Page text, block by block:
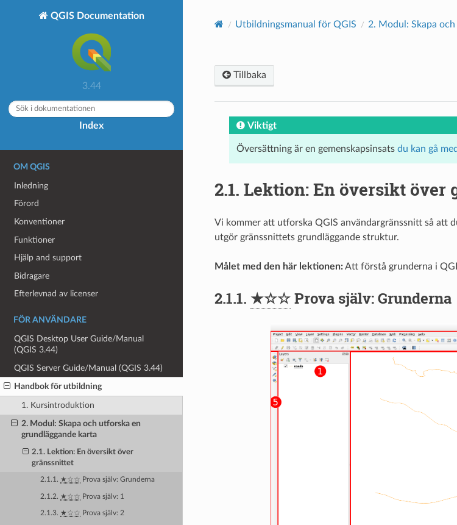
QGIS Documentation
3.44
Index
OM QGIS
Inledning
Förord
Konventioner
Funktioner
Hjälp and support
Bidragare
Efterlevnad av licenser
FÖR ANVÄNDARE
QGIS Desktop User Guide/Manual
(QGIS 3.44)
QGIS Server Guide/Manual (QGIS 3.44)
Handbok för utbildning
1. Kursintroduktion
2. Modul: Skapa och utforska en
grundläggande karta
2.1. Lektion: En översikt över
gränssnittet
2.1.1. ★☆☆ Prova själv: Grunderna
2.1.2. ★☆☆ Prova själv: 1
2.1.3. ★☆☆ Prova själv: 2
Utbildningsmanual för QGIS 2. Modul: Skapa
Tillbaka
Viktigt
Översättning är en gemenskapsinsats du kan gå
2.1. Lektion: En översikt över
Vi kommer att utforska QGIS användargränssnitt så att
utgör gränssnittets grundläggande struktur.
Målet med den här lektionen:Att förstå grunderna i
2.1.1. ★☆☆Prova själv: Grunderna